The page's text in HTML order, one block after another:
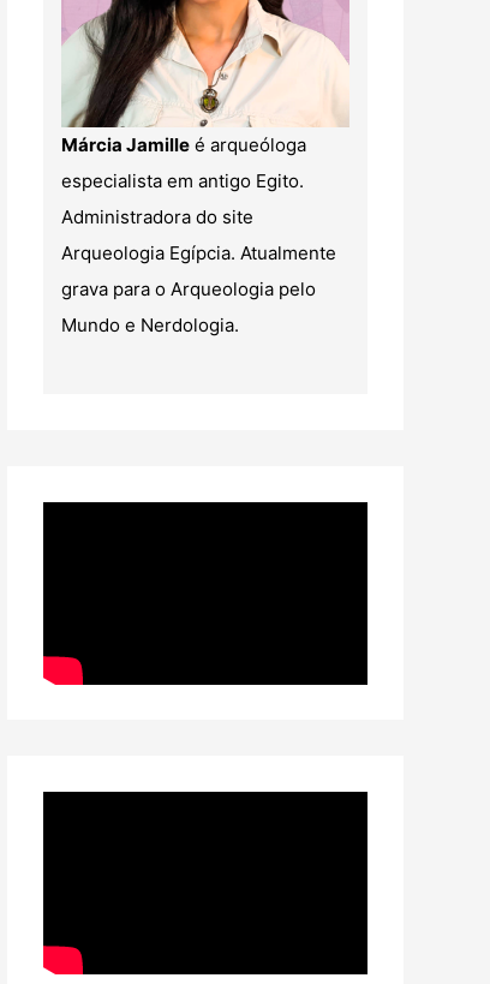
Márcia Jamille é arqueóloga
especialista em antigo Egito.
Administradora do site
Arqueologia Egípcia. Atualmente
grava para o Arqueologia pelo
Mundo e Nerdologia.